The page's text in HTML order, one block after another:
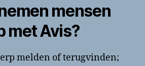
mensen
met Avis?
melden of terugvinden;